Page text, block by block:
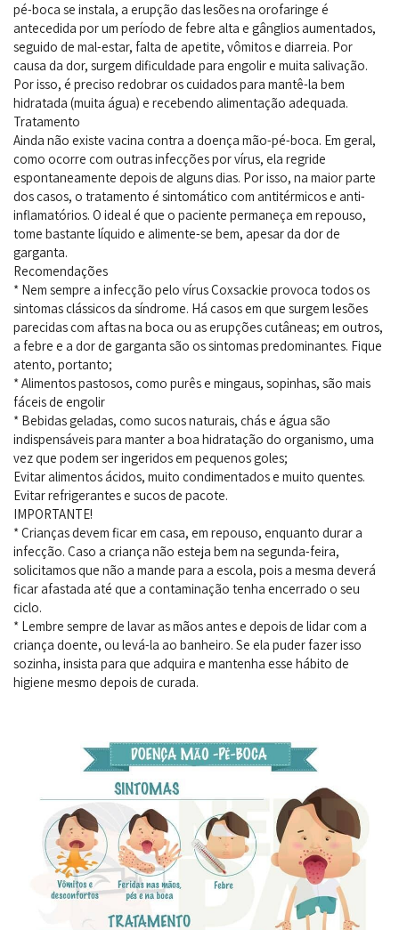
pé-boca se instala, a erupção das lesões na orofaringe é
antecedida por um período de febre alta e gânglios aumentados,
seguido de mal-estar, falta de apetite, vômitos e diarreia. Por
causa da dor, surgem dificuldade para engolir e muita salivação.
Por isso, é preciso redobrar os cuidados para mantê-la bem
hidratada (muita água) e recebendo alimentação adequada.
Tratamento
Ainda não existe vacina contra a doença mão-pé-boca. Em geral,
como ocorre com outras infecções por vírus, ela regride
espontaneamente depois de alguns dias. Por isso, na maior parte
dos casos, o tratamento é sintomático com antitérmicos e anti-
inflamatórios. O ideal é que o paciente permaneça em repouso,
tome bastante líquido e alimente-se bem, apesar da dor de
garganta.
Recomendações
* Nem sempre a infecção pelo vírus Coxsackie provoca todos os
sintomas clássicos da síndrome. Há casos em que surgem lesões
parecidas com aftas na boca ou as erupções cutâneas; em outros,
a febre e a dor de garganta são os sintomas predominantes. Fique
atento, portanto;
* Alimentos pastosos, como purês e mingaus, sopinhas, são mais
fáceis de engolir
* Bebidas geladas, como sucos naturais, chás e água são
indispensáveis para manter a boa hidratação do organismo, uma
vez que podem ser ingeridos em pequenos goles;
Evitar alimentos ácidos, muito condimentados e muito quentes.
Evitar refrigerantes e sucos de pacote.
IMPORTANTE!
* Crianças devem ficar em casa, em repouso, enquanto durar a
infecção. Caso a criança não esteja bem na segunda-feira,
solicitamos que não a mande para a escola, pois a mesma deverá
ficar afastada até que a contaminação tenha encerrado o seu
ciclo.
* Lembre sempre de lavar as mãos antes e depois de lidar com a
criança doente, ou levá-la ao banheiro. Se ela puder fazer isso
sozinha, insista para que adquira e mantenha esse hábito de
higiene mesmo depois de curada.